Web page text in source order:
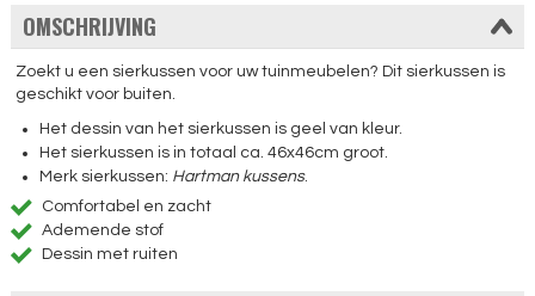
OMSCHRIJVING
Zoekt u een sierkussen voor uw tuinmeubelen? Dit sierkussen is
geschikt voor buiten.
Het dessin van het sierkussen is geel van kleur.
Het sierkussen is in totaal ca. 46x46cm groot.
Merk sierkussen: Hartman kussens.
Comfortabel en zacht
Ademende stof
Dessin met ruiten